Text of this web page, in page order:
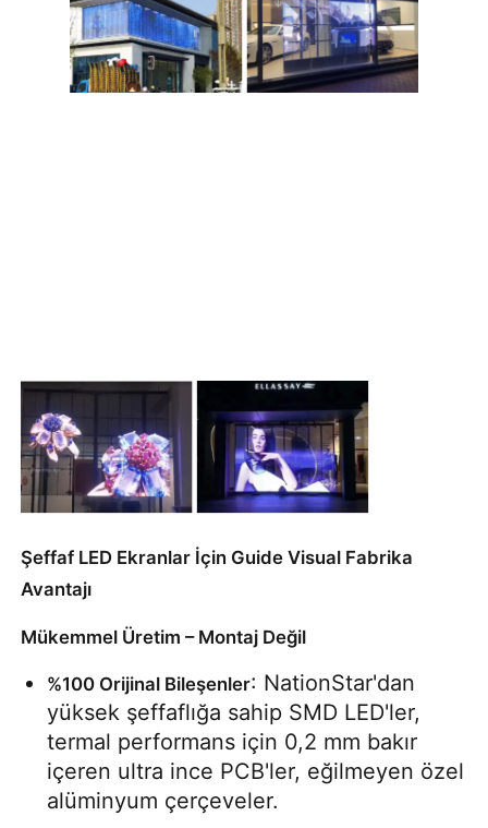
Şeffaf LED Ekranlar İçin Guide Visual Fabrika
Avantajı
Mükemmel Üretim – Montaj Değil
%100 Orijinal Bileşenler: NationStar'dan
yüksek şeffaflığa sahip SMD LED'ler,
termal performans için 0,2 mm bakır
içeren ultra ince PCB'ler, eğilmeyen özel
alüminyum çerçeveler.